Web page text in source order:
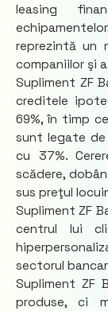
leasing
reprezintă un
companiilor şi
Supliment ZF
creditele
69%, în timp
sunt legate de
cu 37%.
scădere,
sus preţul
Supliment ZF
centrul lui
sectorul
Supliment ZF
produse, ci